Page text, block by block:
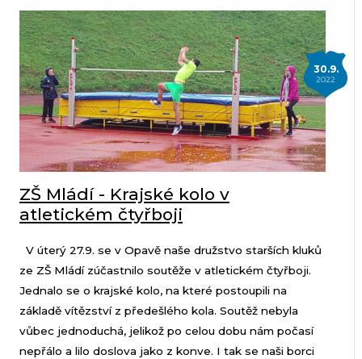
30.9.
2022
ZŠ Mládí - Krajské kolo v
atletickém čtyřboji
V úterý 27.9. se v Opavě naše družstvo starších kluků
ze ZŠ Mládí zúčastnilo soutěže v atletickém čtyřboji.
Jednalo se o krajské kolo, na které postoupili na
základě vítězství z předešlého kola. Soutěž nebyla
vůbec jednoduchá, jelikož po celou dobu nám počasí
nepřálo a lilo doslova jako z konve. I tak se naši borci